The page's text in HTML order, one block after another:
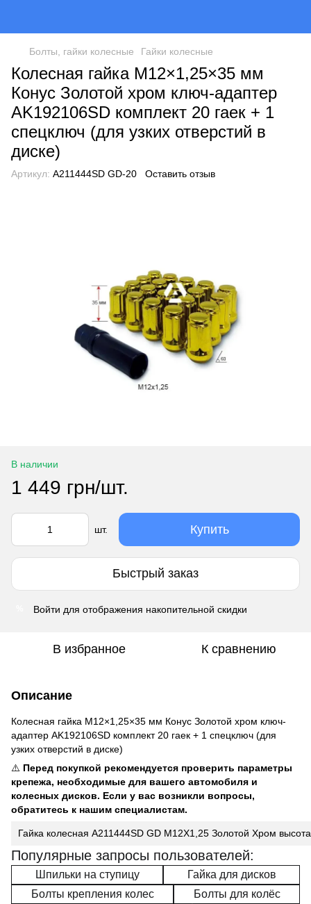
Болты, гайки колесные Гайки колесные
Колесная гайка M12×1,25×35 мм
Конус Золотой хром ключ-адаптер
AK192106SD комплект 20 гаек + 1
спецключ (для узких отверстий в
диске)
Артикул: A211444SD GD-20 Оставить отзыв
В наличии
1 449 грн/шт.
шт. Купить
Быстрый заказ
Войти для отображения накопительной скидки
В избранное К сравнению
Описание
Колесная гайка M12×1,25×35 мм Конус Золотой хром ключ-
адаптер AK192106SD комплект 20 гаек + 1 спецключ (для
узких отверстий в диске)
⚠️ Перед покупкой рекомендуется проверить параметры
крепежа, необходимые для вашего автомобиля и
колесных дисков. Если у вас возникли вопросы,
обратитесь к нашим специалистам.
Гайка колесная A211444SD GD M12X1,25 Золотой Хром
Популярные запросы пользователей:
Шпильки на ступицу
Гайка для дисков
Болты крепления колес
Болты для колёс